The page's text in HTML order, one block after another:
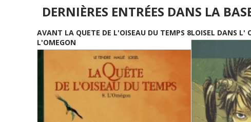
DERNIÈRES ENTRÉES DANS LA
AVANT LA QUETE DE L'OISEAU DU TEMPS 8
L'OMEGON
LOISEL DANS L'